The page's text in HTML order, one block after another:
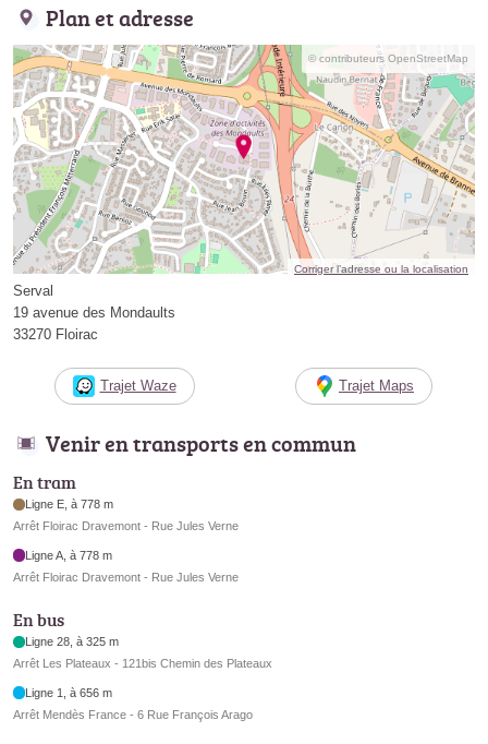
Plan et adresse
© contributeurs OpenStreetMap
Corriger l’adresse ou la localisation
Serval
19 avenue des Mondaults
33270 Floirac
Trajet Waze Trajet Maps
Venir en transports en commun
En tram
Ligne E, à 778 m
Arrêt Floirac Dravemont - Rue Jules Verne
Ligne A, à 778 m
Arrêt Floirac Dravemont - Rue Jules Verne
En bus
Ligne 28, à 325 m
Arrêt Les Plateaux - 121bis Chemin des Plateaux
Ligne 1, à 656 m
Arrêt Mendès France - 6 Rue François Arago